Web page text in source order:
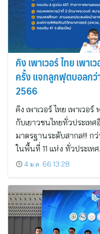
คิง เพาเวอร์ ไทย เพา
ครั้ง แจกลูกฟุตบอลกว่
2566
คิง เพาเวอร์ ไทย เพาเว
กับเยาวชนไทยทั่วประเท
มาตรฐานระดับสากล!!! ก
ในพื้นที่ 11 แห่ง ทั่วประเท
4 ม.ค. 66 13:28